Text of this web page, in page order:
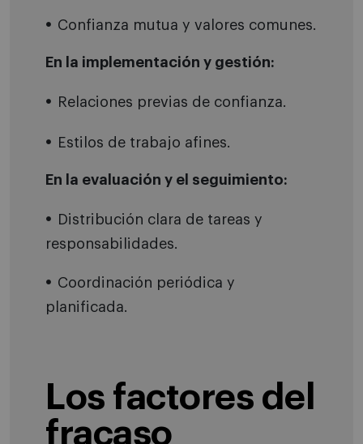
Confianza mutua y valores comunes.
En la implementación y gestión:
Relaciones previas de confianza.
Estilos de trabajo afines.
En la evaluación y el seguimiento:
Distribución clara de tareas y
responsabilidades.
Coordinación periódica y
planificada.
Los factores del
fracaso